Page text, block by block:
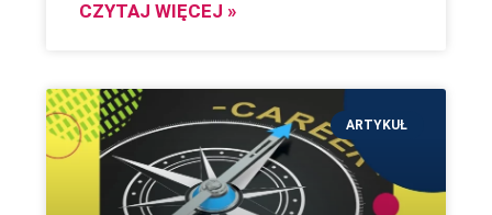
CZYTAJ WIĘCEJ »
ARTYKUŁ